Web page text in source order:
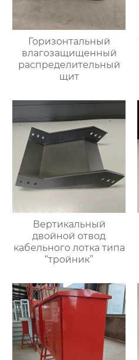
Горизонтальный
влагозащищенный
распределительный
щит
Вертикальный
двойной отвод
кабельного лотка типа
“тройник”